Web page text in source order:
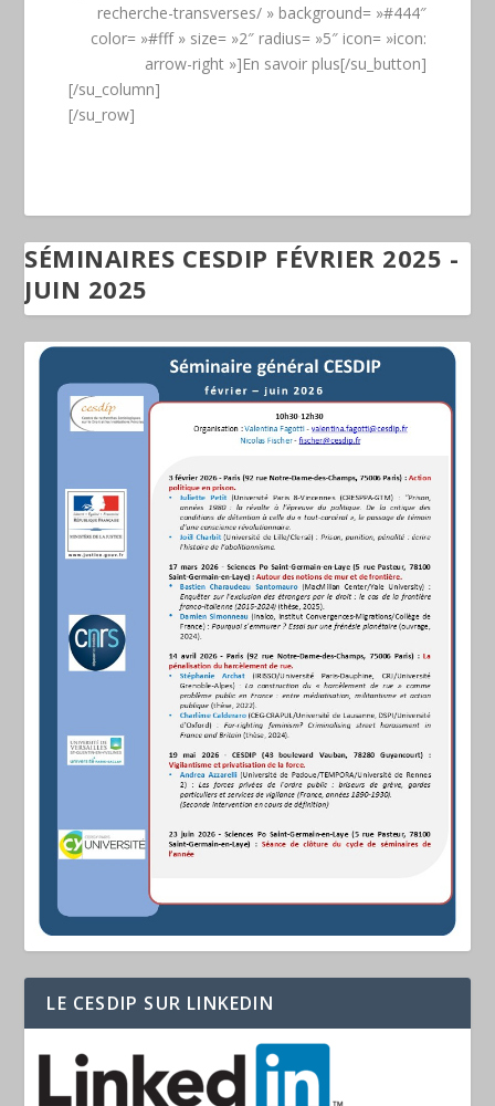
recherche-transverses/ » background= »#444″
color= »#fff » size= »2″ radius= »5″ icon= »icon:
arrow-right »]En savoir plus[/su_button]
[/su_column]
[/su_row]
SÉMINAIRES CESDIP FÉVRIER 2025 -
JUIN 2025
LE CESDIP SUR LINKEDIN